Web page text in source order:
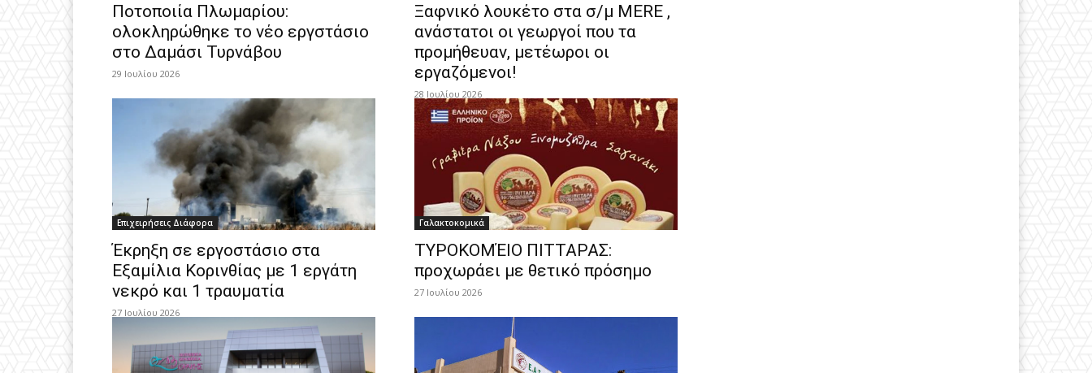
Ποτοποιία Πλωμαρίου:
ολοκληρώθηκε το νέο εργστάσιο
στο Δαμάσι Τυρνάβου
29 Ιουλίου 2026
Ξαφνικό λουκέτο στα σ/μ MERE ,
ανάστατοι οι γεωργοί που τα
προμήθευαν, μετέωροι οι
εργαζόμενοι!
28 Ιουλίου 2026
Επιχειρήσεις Διάφορα
Έκρηξη σε εργοστάσιο στα
Εξαμίλια Κορινθίας με 1 εργάτη
νεκρό και 1 τραυματία
27 Ιουλίου 2026
Γαλακτοκομικά
ΤΥΡΟΚΟΜΈΙΟ ΠΙΤΤΑΡΑΣ:
προχωράει με θετικό πρόσημο
27 Ιουλίου 2026